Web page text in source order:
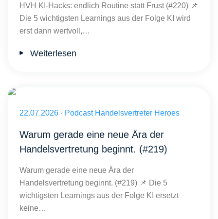
HVH KI-Hacks: endlich Routine statt Frust (#220) 📌
Die 5 wichtigsten Learnings aus der Folge KI wird
erst dann wertvoll,…
Weiterlesen
Veröffentlicht am 22.07.2026
22.07.2026 · Podcast Handelsvertreter Heroes
Warum gerade eine neue Ära der
Handelsvertretung beginnt. (#219)
Warum gerade eine neue Ära der
Handelsvertretung beginnt. (#219) 📌 Die 5
wichtigsten Learnings aus der Folge KI ersetzt
keine…